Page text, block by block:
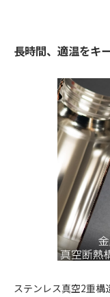
長時間、適温をキ
ステンレス真空2重